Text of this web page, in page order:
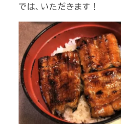
では、いただきます！